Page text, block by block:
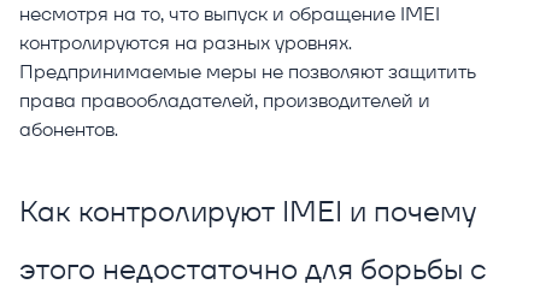
несмотря на то, что выпуск и обращение IMEI
контролируются на разных уровнях.
Предпринимаемые меры не позволяют защитить
права правообладателей, производителей и
абонентов.
Как контролируют IMEI и почему
этого недостаточно для борьбы с